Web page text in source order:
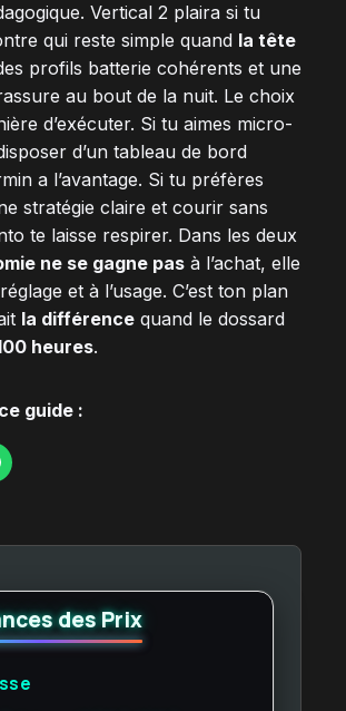
Vertical 2 plaira si tu
qui reste simple quand la tête
profils batterie cohérents et une
au bout de la nuit. Le choix
d’exécuter. Si tu aimes micro-
d’un tableau de bord
a l’avantage. Si tu préfères
stratégie claire et courir sans
te laisse respirer. Dans les deux
ne se gagne pas à l’achat, elle
et à l’usage. C’est ton plan
la différence quand le dossard
heures.
guide :
des Prix